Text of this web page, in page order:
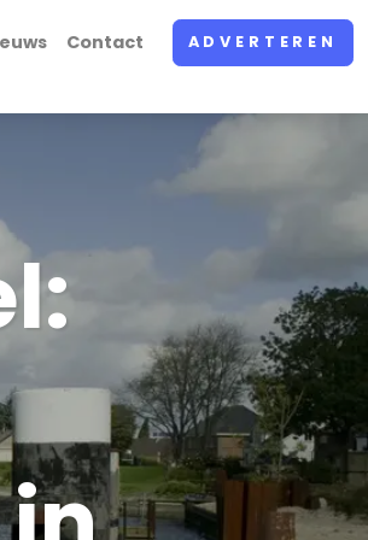
Contact ADVERTEREN